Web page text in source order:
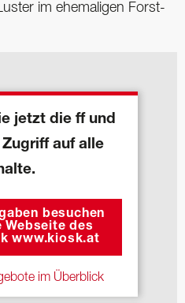
im ehemaligen Forst-
jetzt die ff und
auf alle
besuchen
Webseite des
www.kiosk.at
im Überblick